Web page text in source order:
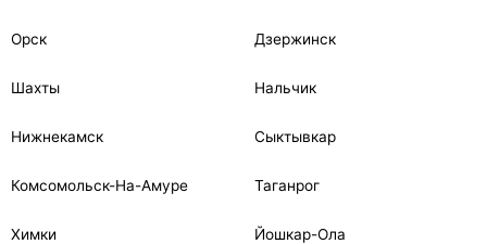
Орск Дзержинск
Шахты Нальчик
Нижнекамск Сыктывкар
Комсомольск-На-Амуре Таганрог
Химки Йошкар-Ола